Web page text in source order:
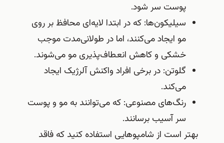
پوست سر شود.
سیلیکون‌ها: که در ابتدا لایه‌ای محافظ بر روی
مو ایجاد می‌کنند، اما در طولانی‌مدت موجب
خشکی و کاهش انعطاف‌پذیری مو می‌شوند.
گلوتن: در برخی افراد واکنش آلرژیک ایجاد
می‌کند.
رنگ‌های مصنوعی: که می‌توانند به مو و پوست
سر آسیب برسانند.
بهتر است از شامپوهایی استفاده کنید که فاقد